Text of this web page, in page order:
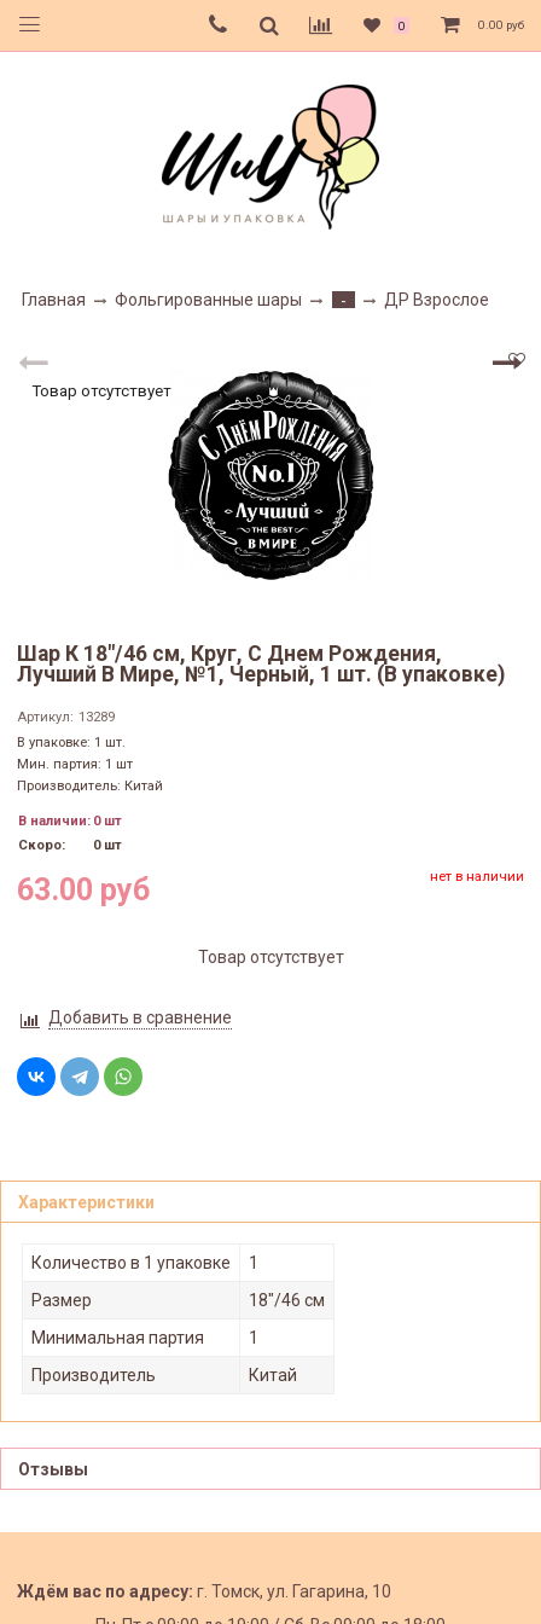
0 0.00 руб
Главная Фольгированные шары - ДР Взрослое
Товар отсутствует
Шар К 18"/46 см, Круг, С Днем Рождения,
Лучший В Мире, №1, Черный, 1 шт. (В упаковке)
Артикул: 13289
В упаковке: 1 шт.
Мин. партия: 1 шт
Производитель: Китай
В наличии: 0 шт
Скоро:
0 шт
63.00 руб нет в наличии
Товар отсутствует
Добавить в сравнение
Характеристики
Количество в 1 упаковке
1
Размер
18"/46 см
Минимальная партия
1
Производитель
Китай
Отзывы
Ждём вас по адресу: г. Томск, ул. Гагарина, 10